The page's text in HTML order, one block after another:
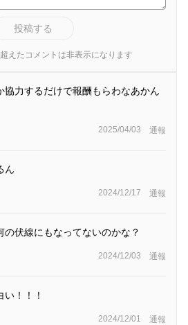
投稿する
えたコメントは非表示になります
協力するだけで報酬もらわなあかん
2025/04/03 通報
ん
2024/12/17 通報
の伏線にもなってないのかな？
2024/12/03 通報
！！！
2024/12/01 通報